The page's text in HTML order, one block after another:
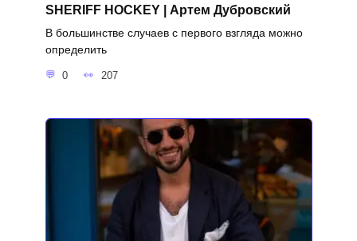
SHERIFF HOCKEY | Артем Дубровский
В большинстве случаев с первого взгляда можно
определить
0 207